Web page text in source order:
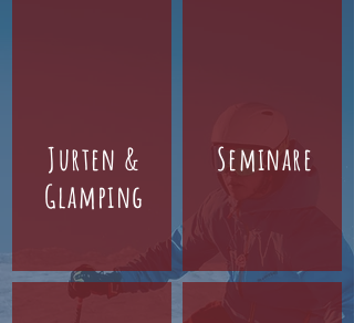
Jurten &
Glamping
Seminare